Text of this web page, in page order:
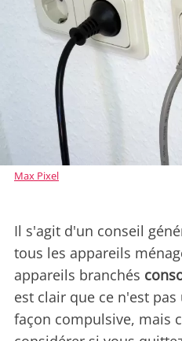
Max Pixel
Il s'agit d'un conseil
tous les appareils
appareils branchés
est clair que ce n'est
façon compulsive, mais